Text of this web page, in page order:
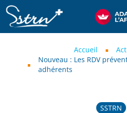
Aller au contenu principal
SSTRN
Accueil
Nouveau : Les RDV
adhérents
SSTRN